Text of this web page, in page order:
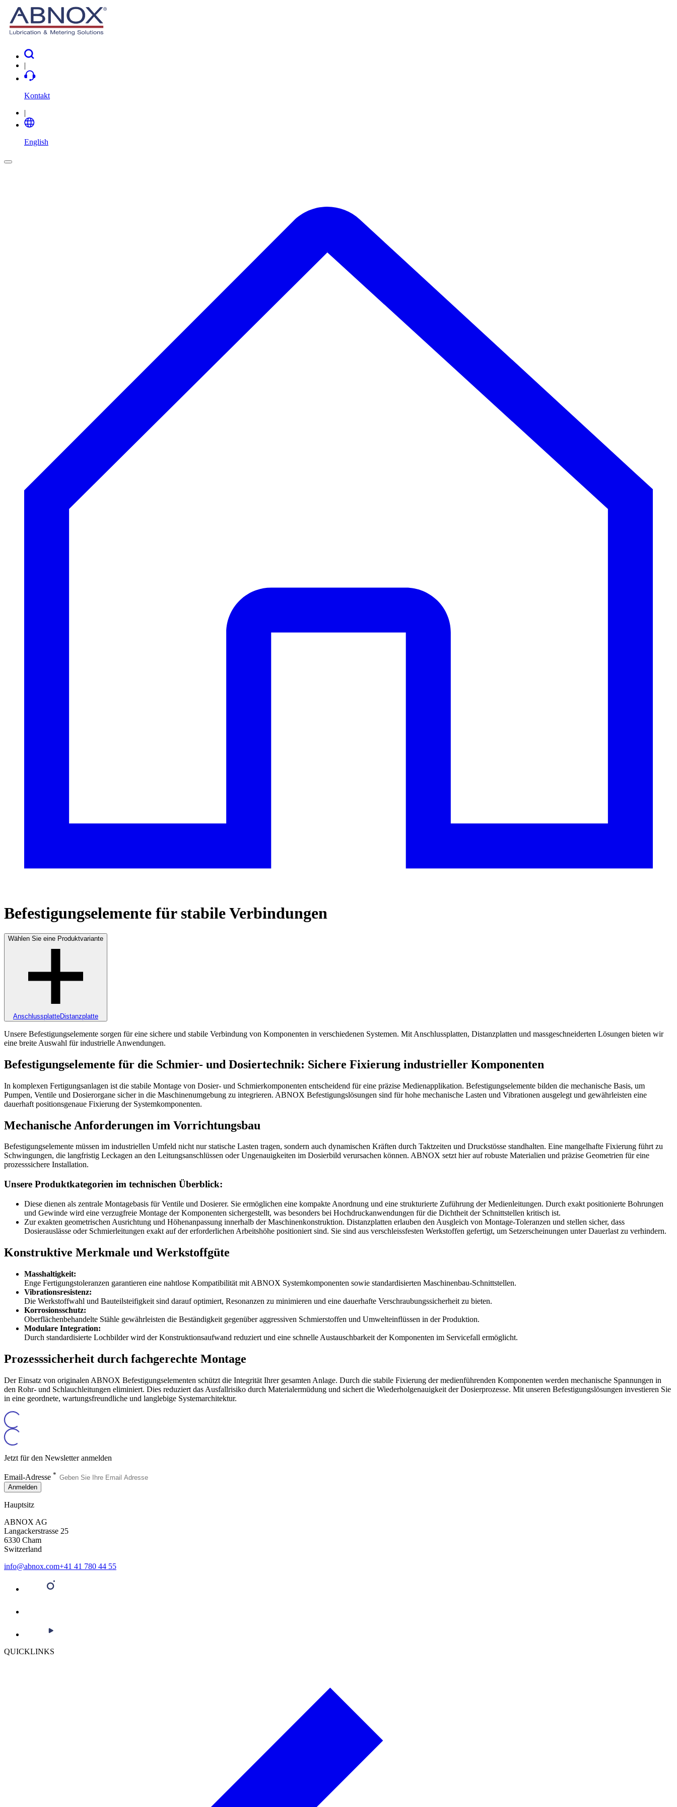
|
Kontakt
|
English
Befestigungselemente für stabile Verbindungen
Wählen Sie eine Produktvariante
AnschlussplatteDistanzplatte
Unsere Befestigungselemente sorgen für eine sichere und stabile Verbindung von Komponenten in verschiedenen Systemen. Mit Anschlussplatten, Distanzplatten und massgeschneiderten Lösungen bieten wir
eine breite Auswahl für industrielle Anwendungen.
Befestigungselemente für die Schmier- und Dosiertechnik: Sichere Fixierung industrieller Komponenten
In komplexen Fertigungsanlagen ist die stabile Montage von Dosier- und Schmierkomponenten entscheidend für eine präzise Medienapplikation. Befestigungselemente bilden die mechanische Basis, um
Pumpen, Ventile und Dosierorgane sicher in die Maschinenumgebung zu integrieren. ABNOX Befestigungslösungen sind für hohe mechanische Lasten und Vibrationen ausgelegt und gewährleisten eine
dauerhaft positionsgenaue Fixierung der Systemkomponenten.
Mechanische Anforderungen im Vorrichtungsbau
Befestigungselemente müssen im industriellen Umfeld nicht nur statische Lasten tragen, sondern auch dynamischen Kräften durch Taktzeiten und Druckstösse standhalten. Eine mangelhafte Fixierung führt zu
Schwingungen, die langfristig Leckagen an den Leitungsanschlüssen oder Ungenauigkeiten im Dosierbild verursachen können. ABNOX setzt hier auf robuste Materialien und präzise Geometrien für eine
prozesssichere Installation.
Unsere Produktkategorien im technischen Überblick:
Diese dienen als zentrale Montagebasis für Ventile und Dosierer. Sie ermöglichen eine kompakte Anordnung und eine strukturierte Zuführung der Medienleitungen. Durch exakt positionierte Bohrungen
und Gewinde wird eine verzugfreie Montage der Komponenten sichergestellt, was besonders bei Hochdruckanwendungen für die Dichtheit der Schnittstellen kritisch ist.
Zur exakten geometrischen Ausrichtung und Höhenanpassung innerhalb der Maschinenkonstruktion. Distanzplatten erlauben den Ausgleich von Montage-Toleranzen und stellen sicher, dass
Dosierauslässe oder Schmierleitungen exakt auf der erforderlichen Arbeitshöhe positioniert sind. Sie sind aus verschleissfesten Werkstoffen gefertigt, um Setzerscheinungen unter Dauerlast zu verhindern.
Konstruktive Merkmale und Werkstoffgüte
Masshaltigkeit:
Enge Fertigungstoleranzen garantieren eine nahtlose Kompatibilität mit ABNOX Systemkomponenten sowie standardisierten Maschinenbau-Schnittstellen.
Vibrationsresistenz:
Die Werkstoffwahl und Bauteilsteifigkeit sind darauf optimiert, Resonanzen zu minimieren und eine dauerhafte Verschraubungssicherheit zu bieten.
Korrosionsschutz:
Oberflächenbehandelte Stähle gewährleisten die Beständigkeit gegenüber aggressiven Schmierstoffen und Umwelteinflüssen in der Produktion.
Modulare Integration:
Durch standardisierte Lochbilder wird der Konstruktionsaufwand reduziert und eine schnelle Austauschbarkeit der Komponenten im Servicefall ermöglicht.
Prozesssicherheit durch fachgerechte Montage
Der Einsatz von originalen ABNOX Befestigungselementen schützt die Integrität Ihrer gesamten Anlage. Durch die stabile Fixierung der medienführenden Komponenten werden mechanische Spannungen in
den Rohr- und Schlauchleitungen eliminiert. Dies reduziert das Ausfallrisiko durch Materialermüdung und sichert die Wiederholgenauigkeit der Dosierprozesse. Mit unseren Befestigungslösungen investieren Sie
in eine geordnete, wartungsfreundliche und langlebige Systemarchitektur.
Jetzt für den Newsletter anmelden
Email-Adresse *
Anmelden
Hauptsitz
ABNOX AG
Langackerstrasse 25
6330 Cham
Switzerland
info@abnox.com+41 41 780 44 55
QUICKLINKS